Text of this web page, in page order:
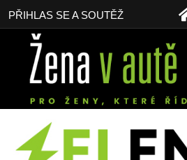
PŘIHLAS SE A SOUTĚŽ